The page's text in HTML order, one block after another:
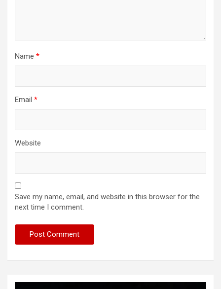
Name *
Email *
Website
Save my name, email, and website in this browser for the
next time I comment.